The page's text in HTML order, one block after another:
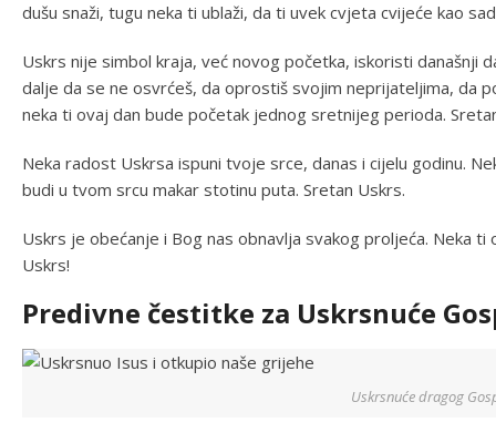
dušu snaži, tugu neka ti ublaži, da ti uvek cvjeta cvijeće kao
Uskrs nije simbol kraja, već novog početka, iskoristi današnji
dalje da se ne osvrćeš, da oprostiš svojim neprijateljima, da
neka ti ovaj dan bude početak jednog sretnijeg perioda.
Neka radost Uskrsa ispuni tvoje srce, danas i cijelu godinu.
budi u tvom srcu makar stotinu puta. Sretan Uskrs.
Uskrs je obećanje i Bog nas obnavlјa svakog proljeća. Neka
Uskrs!
Predivne čestitke za Uskrsnuće
Uskrsnuće dragog